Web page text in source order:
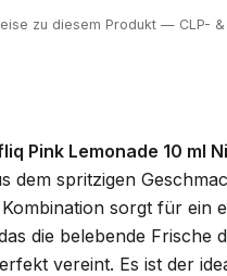
zu diesem Produkt — CLP- &
Pink Lemonade 10 ml
dem spritzigen
Kombination sorgt für ein
die belebende Frische
vereint. Es ist der